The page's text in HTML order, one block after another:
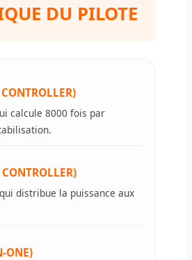
DU PILOTE
calcule 8000 fois par
CONTROLLER)
distribue la puissance aux
ONE)